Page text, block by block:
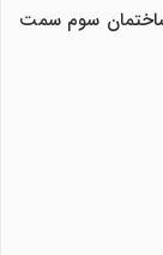
ساختمان سوم سمت